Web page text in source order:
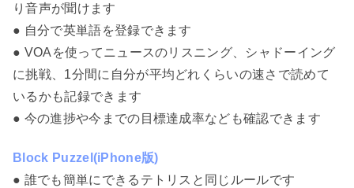
り音声が聞けます
● 自分で英単語を登録できます
● VOAを使ってニュースのリスニング、シャドーイング
に挑戦、1分間に自分が平均どれくらいの速さで読めて
いるかも記録できます
● 今の進捗や今までの目標達成率なども確認できます
Block Puzzel(iPhone版)
● 誰でも簡単にできるテトリスと同じルールです